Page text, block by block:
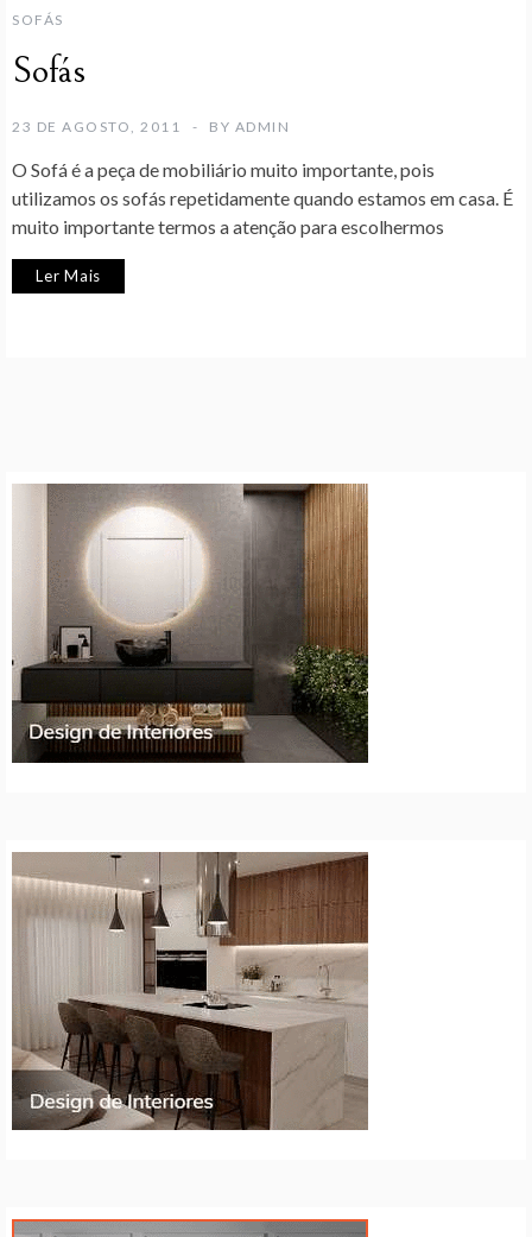
SOFÁS
Sofás
23 DE AGOSTO, 2011 BY ADMIN
O Sofá é a peça de mobiliário muito importante, pois
utilizamos os sofás repetidamente quando estamos em casa. É
muito importante termos a atenção para escolhermos
Ler Mais